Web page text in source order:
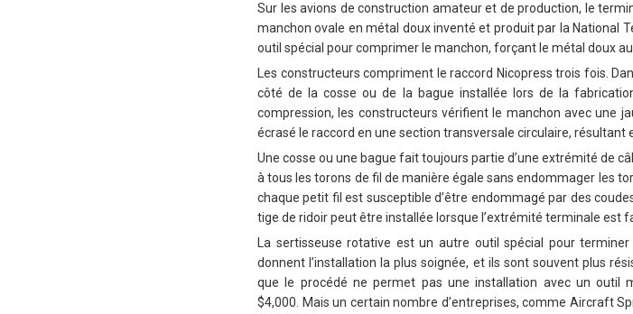
Sur les avions de construction amateur et de production, le
manchon ovale en métal doux inventé et produit par la National
outil spécial pour comprimer le manchon, forçant le métal doux
Les constructeurs compriment le raccord Nicopress trois fois.
côté de la cosse ou de la bague installée lors de la
compression, les constructeurs vérifient le manchon avec une
écrasé le raccord en une section transversale circulaire,
Une cosse ou une bague fait toujours partie d’une extrémité de
à tous les torons de fil de manière égale sans endommager les
chaque petit fil est susceptible d’être endommagé par des
tige de ridoir peut être installée lorsque l’extrémité terminale est
La sertisseuse rotative est un autre outil spécial pour
donnent l’installation la plus soignée, et ils sont souvent plus
que le procédé ne permet pas une installation avec un outil
$4,000.
Mais un certain nombre d’entreprises, comme Aircraft